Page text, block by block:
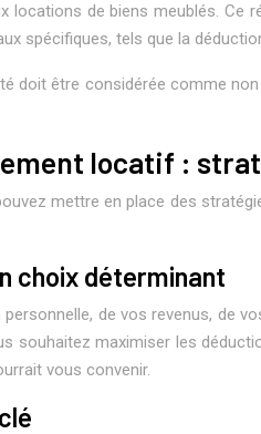
locations de biens meublés.
spécifiques, tels que la
doit être considérée comme
locatif :
mettre en place des
choix déterminant
de vos revenus,
maximiser les
vous convenir.